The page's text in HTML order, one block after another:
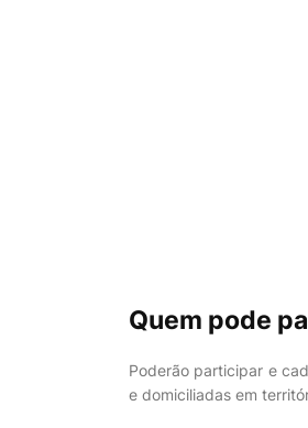
Quem pode
Poderão participar e
e domiciliadas em